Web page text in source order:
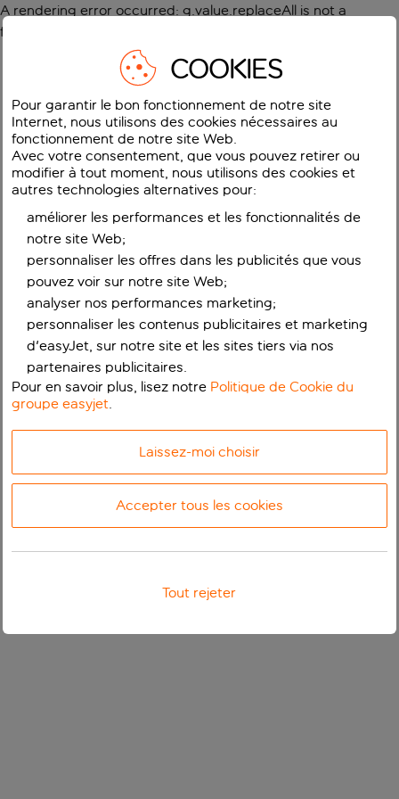
A rendering error occurred: g.value.replaceAll is not a
function
COOKIES
Pour garantir le bon fonctionnement de notre site
Internet, nous utilisons des cookies nécessaires au
fonctionnement de notre site Web.
Avec votre consentement, que vous pouvez retirer ou
modifier à tout moment, nous utilisons des cookies et
autres technologies alternatives pour:
améliorer les performances et les fonctionnalités de
notre site Web;
personnaliser les offres dans les publicités que vous
pouvez voir sur notre site Web;
analyser nos performances marketing;
personnaliser les contenus publicitaires et marketing
d'easyJet, sur notre site et les sites tiers via nos
partenaires publicitaires.
Pour en savoir plus, lisez notre Politique de Cookie du
groupe easyjet.
Laissez-moi choisir
Accepter tous les cookies
Tout rejeter